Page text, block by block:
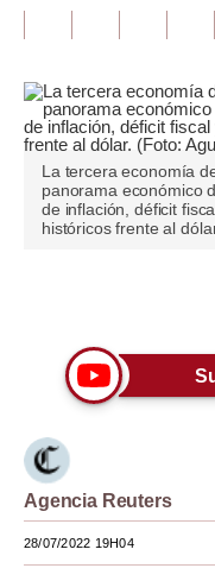
Opinión
Editorial
Pregunta de hoy
Blogs
Tendencias
Moda
Mundo
México
La tercera economía
panorama económico
de inflación, déficit
históricos frente al
Agencia Reuters
28/07/2022 19H04